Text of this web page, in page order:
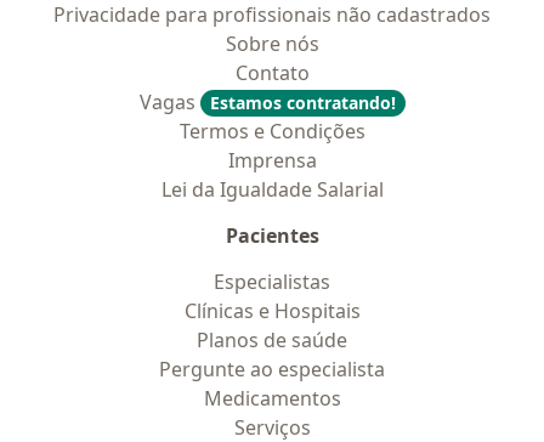
Privacidade para profissionais não cadastrados
Sobre nós
Contato
Vagas
Estamos contratando!
Termos e Condições
Imprensa
Lei da Igualdade Salarial
Pacientes
Especialistas
Clínicas e Hospitais
Planos de saúde
Pergunte ao especialista
Medicamentos
Serviços